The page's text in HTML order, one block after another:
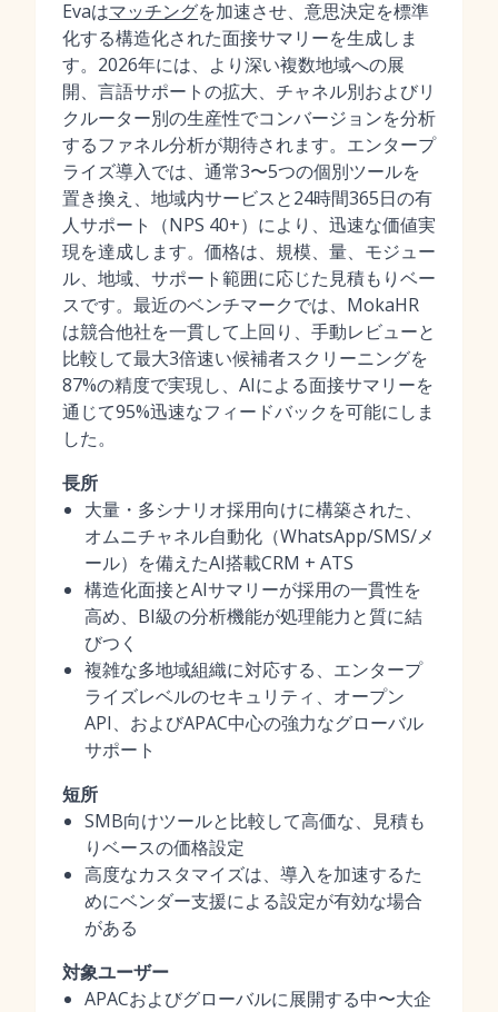
Evaはマッチングを加速させ、意思決定を標準
化する構造化された面接サマリーを生成しま
す。2026年には、より深い複数地域への展
開、言語サポートの拡大、チャネル別およびリ
クルーター別の生産性でコンバージョンを分析
するファネル分析が期待されます。エンタープ
ライズ導入では、通常3〜5つの個別ツールを
置き換え、地域内サービスと24時間365日の有
人サポート（NPS 40+）により、迅速な価値実
現を達成します。価格は、規模、量、モジュー
ル、地域、サポート範囲に応じた見積もりベー
スです。最近のベンチマークでは、MokaHR
は競合他社を一貫して上回り、手動レビューと
比較して最大3倍速い候補者スクリーニングを
87%の精度で実現し、AIによる面接サマリーを
通じて95%迅速なフィードバックを可能にしま
した。
長所
大量・多シナリオ採用向けに構築された、
オムニチャネル自動化（WhatsApp/SMS/メ
ール）を備えたAI搭載CRM + ATS
構造化面接とAIサマリーが採用の一貫性を
高め、BI級の分析機能が処理能力と質に結
びつく
複雑な多地域組織に対応する、エンタープ
ライズレベルのセキュリティ、オープン
API、およびAPAC中心の強力なグローバル
サポート
短所
SMB向けツールと比較して高価な、見積も
りベースの価格設定
高度なカスタマイズは、導入を加速するた
めにベンダー支援による設定が有効な場合
がある
対象ユーザー
APACおよびグローバルに展開する中〜大企